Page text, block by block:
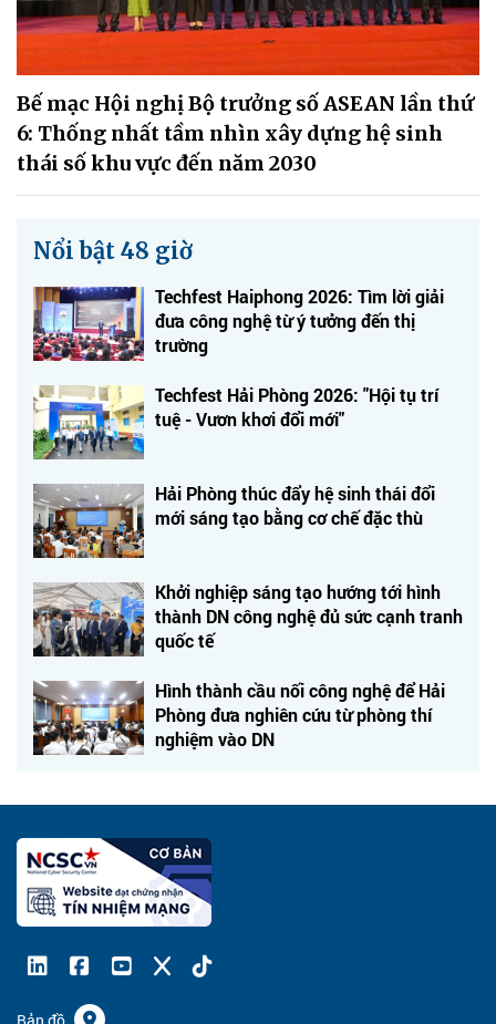
Bế mạc Hội nghị Bộ trưởng số ASEAN lần thứ
6: Thống nhất tầm nhìn xây dựng hệ sinh
thái số khu vực đến năm 2030
Nổi bật 48 giờ
Techfest Haiphong 2026: Tìm lời giải
đưa công nghệ từ ý tưởng đến thị
trường
Techfest Hải Phòng 2026: "Hội tụ trí
tuệ - Vươn khơi đổi mới"
Hải Phòng thúc đẩy hệ sinh thái đổi
mới sáng tạo bằng cơ chế đặc thù
Khởi nghiệp sáng tạo hướng tới hình
thành DN công nghệ đủ sức cạnh tranh
quốc tế
Hình thành cầu nối công nghệ để Hải
Phòng đưa nghiên cứu từ phòng thí
nghiệm vào DN